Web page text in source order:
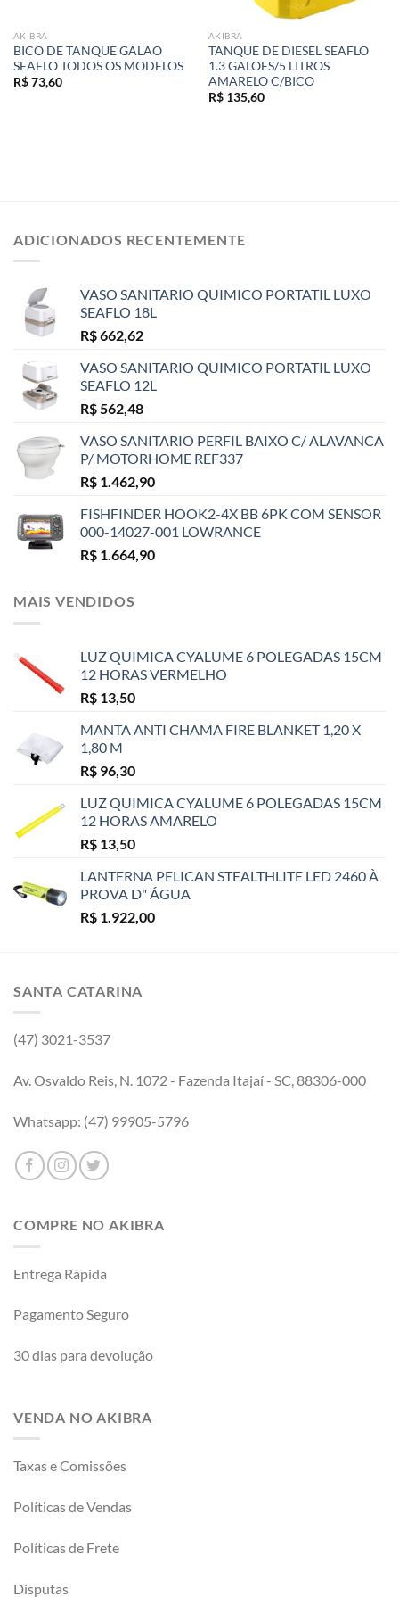
AKIBRA
BICO DE TANQUE GALÃO
SEAFLO TODOS OS MODELOS
R$73,60
AKIBRA
TANQUE DE DIESEL SEAFLO
1.3 GALOES/5 LITROS
AMARELO C/BICO
R$135,60
ADICIONADOS RECENTEMENTE
VASO SANITARIO QUIMICO PORTATIL LUXO
SEAFLO 18L
R$662,62
VASO SANITARIO QUIMICO PORTATIL LUXO
SEAFLO 12L
R$562,48
VASO SANITARIO PERFIL BAIXO C/ ALAVANCA
P/ MOTORHOME REF337
R$ 1.462,90
FISHFINDER HOOK2-4X BB 6PK COM SENSOR
000-14027-001 LOWRANCE
R$ 1.664,90
MAIS VENDIDOS
LUZ QUIMICA CYALUME 6 POLEGADAS 15CM
12 HORAS VERMELHO
R$ 13,50
MANTA ANTI CHAMA FIRE BLANKET 1,20 X
1,80 M
R$ 96,30
LUZ QUIMICA CYALUME 6 POLEGADAS 15CM
12 HORAS AMARELO
R$ 13,50
LANTERNA PELICAN STEALTHLITE LED 2460 À
PROVA D" ÁGUA
R$ 1.922,00
SANTA CATARINA
(47) 3021-3537
Av. Osvaldo Reis, N. 1072 - Fazenda Itajaí - SC, 88306-000
Whatsapp: (47) 99905-5796
COMPRE NO AKIBRA
Entrega Rápida
Pagamento Seguro
30 dias para devolução
VENDA NO AKIBRA
Taxas e Comissões
Políticas de Vendas
Políticas de Frete
Disputas